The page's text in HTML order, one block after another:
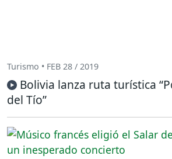
Turismo • FEB 28 / 2019
Bolivia lanza ruta turística
del Tío”